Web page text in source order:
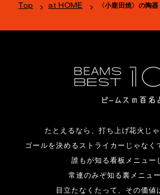
Top at HOME 〈小鹿田焼〉の陶器
たとえるなら、打ち上げ花火じゃ
ゴールを決めるストライカーじゃなく
誰もが知る看板メニュー
常連のみぞ知る裏メニュ
目立たなくたって、その価値